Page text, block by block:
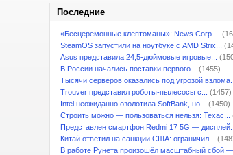
Последние
«Бесцеремонные клептоманы»: News Corp....
SteamOS запустили на ноутбуке с AMD Strix...
Asus представила 24,5-дюймовые игровые...
В России начались поставки первого...
(1455)
Тысячи серверов оказались под угрозой взлома...
Trouver представил роботы-пылесосы с...
(1457)
Intel неожиданно озолотила SoftBank, но...
(1450)
Строить можно — пользоваться нельзя: Техас...
Представлен смартфон Redmi 17 5G — дисплей...
Китай ответил на санкции США: ограничил...
В работе Рунета произошёл масштабный сбой